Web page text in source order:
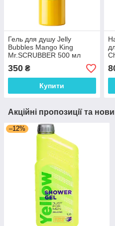
Гель для душу Jelly
Bubbles Mango King
Mr.SCRUBBER 500 мл
350 ₴
Купити
Акційні пропозиції та
–12%